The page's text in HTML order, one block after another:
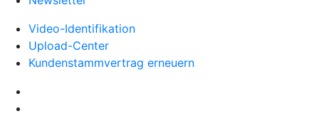
Video-Identifikation
Upload-Center
Kundenstammvertrag erneuern